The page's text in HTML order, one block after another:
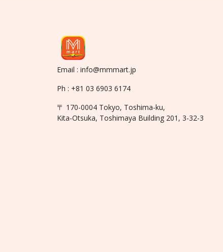
Email : info@mmmart.jp
Ph : +81 03 6903 6174
〒 170-0004 Tokyo, Toshima-ku,
Kita-Otsuka, Toshimaya Building 201, 3-32-3